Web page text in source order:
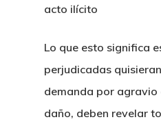
acto ilícito
Lo que esto significa
perjudicadas
demanda por
daño, deben revelar